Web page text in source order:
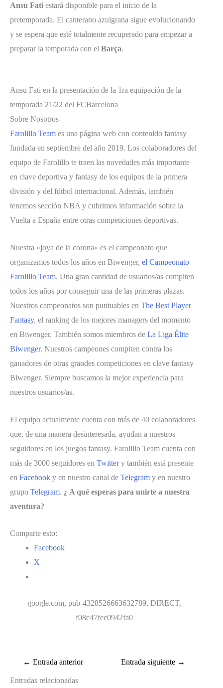
Ansu Fati estará disponible para el inicio de la
pretemporada. El canterano azulgrana sigue evolucionando
y se espera que esté totalmente recuperado para empezar a
preparar la temporada con el Barça.
Ansu Fati en la presentación de la 1ra equipación de la
temporada 21/22 del FCBarcelona
Sobre Nosotros
Farolillo Team es una página web con contenido fantasy
fundada en septiembre del año 2019. Los colaboradores del
equipo de Farolillo te traen las novedades más importante
en clave deportiva y fantasy de los equipos de la primera
división y del fútbol internacional. Además, también
tenemos sección NBA y cubrimos información sobre la
Vuelta a España entre otras competiciones deportivas.
Nuestra «joya de la corona» es el campeonato que
organizamos todos los años en Biwenger, el Campeonato
Farolillo Team. Una gran cantidad de usuarios/as compiten
todos los años por conseguir una de las primeras plazas.
Nuestros campeonatos son puntuables en The Best Player
Fantasy, el ranking de los mejores managers del momento
en Biwenger. También somos miembros de La Liga Élite
Biwenger. Nuestros campeones compiten contra los
ganadores de otras grandes competiciones en clave fantasy
Biwenger. Siempre buscamos la mejor experiencia para
nuestros usuarios/as.
El equipo actualmente cuenta con más de 40 colaboradores
que, de una manera desinteresada, ayudan a nuestros
seguidores en los juegos fantasy. Farolillo Team cuenta con
más de 3000 seguidores en Twittery también está presente
en Facebook y en nuestro canal de Telegram y en nuestro
grupo Telegram. ¿ A qué esperas para unirte a nuestra
aventura?
Comparte esto:
Facebook
X
google.com, pub-4328526663632789, DIRECT,
f08c47fec0942fa0
← Entrada anterior Entrada siguiente →
Entradas relacionadas